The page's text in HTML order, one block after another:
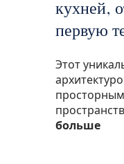
кухней,
первую
Этот
больше